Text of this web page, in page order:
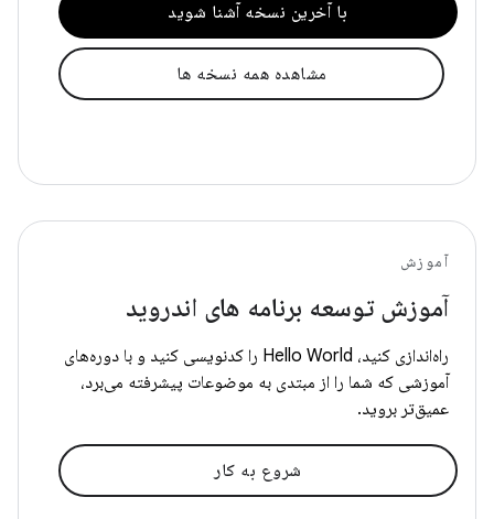
با آخرین نسخه آشنا شوید
مشاهده همه نسخه ها
آموزش
آموزش توسعه برنامه های اندروید
راه‌اندازی کنید، Hello World را کدنویسی کنید و با دوره‌های
آموزشی که شما را از مبتدی به موضوعات پیشرفته می‌برد،
عمیق‌تر بروید.
شروع به کار